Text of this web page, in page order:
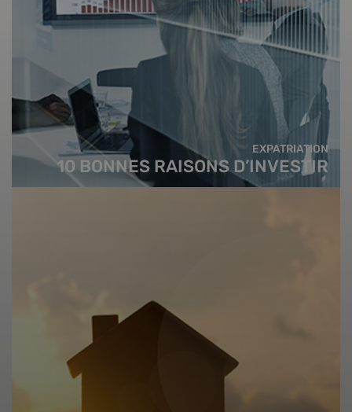
EXPATRIATION
10 BONNES RAISONS D’INVESTIR